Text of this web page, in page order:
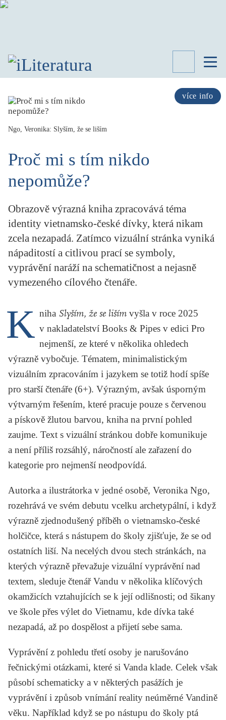
více info
SPISOVATELÉ
LITERATURY
PŘEHLED
PORTRÉT
KRITIKA PŘEKLADU
UKÁZKA
SLOUPEK
Ngo, Veronika: Slyším, že se liším
Proč mi s tím nikdo
nepomůže?
Obrazově výrazná kniha zpracovává téma
identity vietnamsko-české dívky, která nikam
zcela nezapadá. Zatímco vizuální stránka vyniká
nápaditostí a citlivou prací se symboly,
vyprávění naráží na schematičnost a nejasně
vymezeného cílového čtenáře.
K niha Slyším, že se liším vyšla v roce 2025
v nakladatelství Books & Pipes v edici Pro
nejmenší, ze které v několika ohledech
výrazně vybočuje. Tématem, minimalistickým
vizuálním zpracováním i jazykem se totiž hodí spíše
pro starší čtenáře (6+). Výrazným, avšak úsporným
výtvarným řešením, které pracuje pouze s červenou
a pískově žlutou barvou, kniha na první pohled
zaujme. Text s vizuální stránkou dobře komunikuje
a není příliš rozsáhlý, náročností ale zařazení do
kategorie pro nejmenší neodpovídá.
Autorka a ilustrátorka v jedné osobě, Veronika Ngo,
rozehrává ve svém debutu vcelku archetypální, i když
výrazně zjednodušený příběh o vietnamsko-české
holčičce, která s nástupem do školy zjišťuje, že se od
ostatních liší. Na necelých dvou stech stránkách, na
kterých výrazně převažuje vizuální vyprávění nad
textem, sleduje čtenář Vandu v několika klíčových
okamžicích vztahujících se k její odlišnosti; od šikany
ve škole přes výlet do Vietnamu, kde dívka také
nezapadá, až po dospělost a přijetí sebe sama.
Vyprávění z pohledu třetí osoby je narušováno
řečnickými otázkami, které si Vanda klade. Celek však
působí schematicky a v některých pasážích je
vyprávění i způsob vnímání reality neúměrné Vandině
věku. Například když se po nástupu do školy ptá